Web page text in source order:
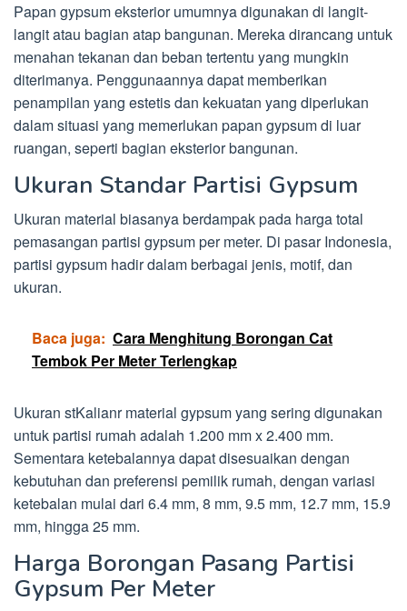
Papan gypsum eksterior umumnya digunakan di langit-
langit atau bagian atap bangunan. Mereka dirancang untuk
menahan tekanan dan beban tertentu yang mungkin
diterimanya. Penggunaannya dapat memberikan
penampilan yang estetis dan kekuatan yang diperlukan
dalam situasi yang memerlukan papan gypsum di luar
ruangan, seperti bagian eksterior bangunan.
Ukuran Standar Partisi Gypsum
Ukuran material biasanya berdampak pada harga total
pemasangan partisi gypsum per meter. Di pasar Indonesia,
partisi gypsum hadir dalam berbagai jenis, motif, dan
ukuran.
Baca juga: Cara Menghitung Borongan Cat
Tembok Per Meter Terlengkap
Ukuran stKalianr material gypsum yang sering digunakan
untuk partisi rumah adalah 1.200 mm x 2.400 mm.
Sementara ketebalannya dapat disesuaikan dengan
kebutuhan dan preferensi pemilik rumah, dengan variasi
ketebalan mulai dari 6.4 mm, 8 mm, 9.5 mm, 12.7 mm, 15.9
mm, hingga 25 mm.
Harga Borongan Pasang Partisi
Gypsum Per Meter